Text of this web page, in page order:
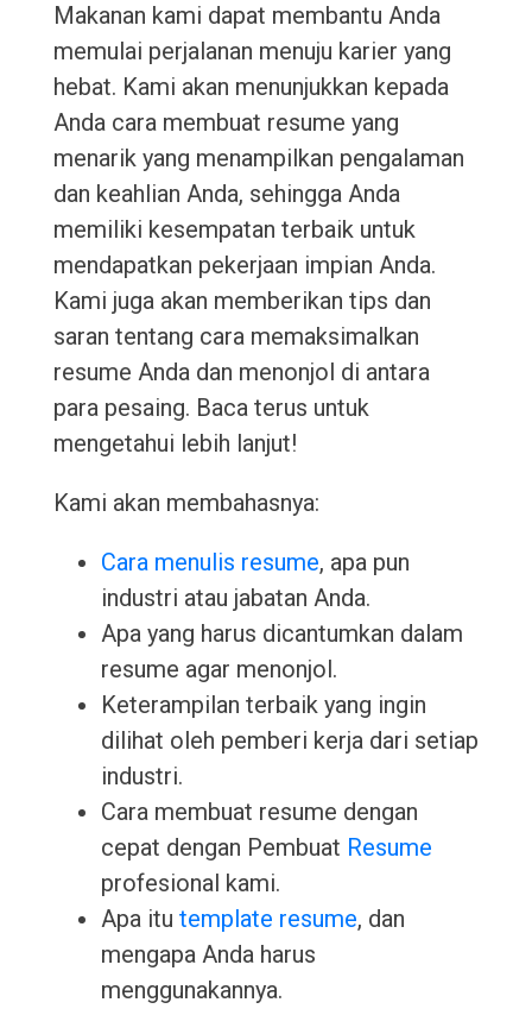
Makanan kami dapat membantu Anda
memulai perjalanan menuju karier yang
hebat. Kami akan menunjukkan kepada
Anda cara membuat resume yang
menarik yang menampilkan pengalaman
dan keahlian Anda, sehingga Anda
memiliki kesempatan terbaik untuk
mendapatkan pekerjaan impian Anda.
Kami juga akan memberikan tips dan
saran tentang cara memaksimalkan
resume Anda dan menonjol di antara
para pesaing. Baca terus untuk
mengetahui lebih lanjut!
Kami akan membahasnya:
Cara menulis resume, apa pun
industri atau jabatan Anda.
Apa yang harus dicantumkan dalam
resume agar menonjol.
Keterampilan terbaik yang ingin
dilihat oleh pemberi kerja dari setiap
industri.
Cara membuat resume dengan
cepat dengan Pembuat Resume
profesional kami.
Apa itu template resume, dan
mengapa Anda harus
menggunakannya.